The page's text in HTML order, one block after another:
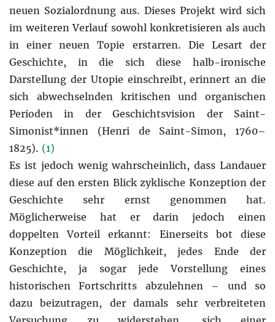
neuen Sozialordnung aus. Dieses Projekt wird sich
im weiteren Verlauf sowohl konkretisieren als auch
in einer neuen Topie erstarren. Die Lesart der
Geschichte, in die sich diese halb-ironische
Darstellung der Utopie einschreibt, erinnert an die
sich abwechselnden kritischen und organischen
Perioden in der Geschichtsvision der Saint-
Simonist*innen (Henri de Saint-Simon, 1760–
1825). (1)
Es ist jedoch wenig wahrscheinlich, dass Landauer
diese auf den ersten Blick zyklische Konzeption der
Geschichte sehr ernst genommen hat.
Möglicherweise hat er darin jedoch einen
doppelten Vorteil erkannt: Einerseits bot diese
Konzeption die Möglichkeit, jedes Ende der
Geschichte, ja sogar jede Vorstellung eines
historischen Fortschritts abzulehnen – und so
dazu beizutragen, der damals sehr verbreiteten